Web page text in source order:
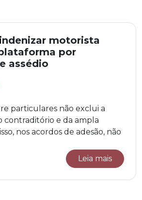
motorista
por
assédio
particulares não exclui a
contraditório e da ampla
nos acordos de adesão, não
Leia mais